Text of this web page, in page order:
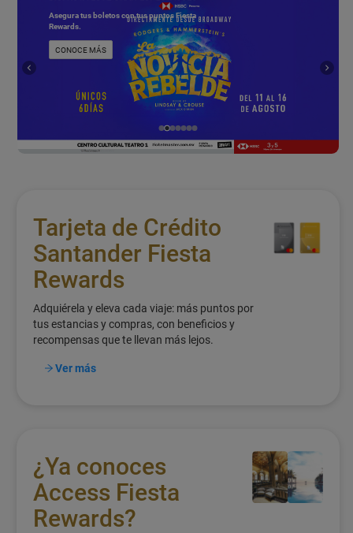
Asegura tus boletos con tus puntos Fiesta
Rewards.
CONOCE MÁS
Tarjeta de Crédito
Santander Fiesta
Rewards
Adquiérela y eleva cada viaje: más puntos por
tus estancias y compras, con beneficios y
recompensas que te llevan más lejos.
Ver más
¿Ya conoces
Access Fiesta
Rewards?